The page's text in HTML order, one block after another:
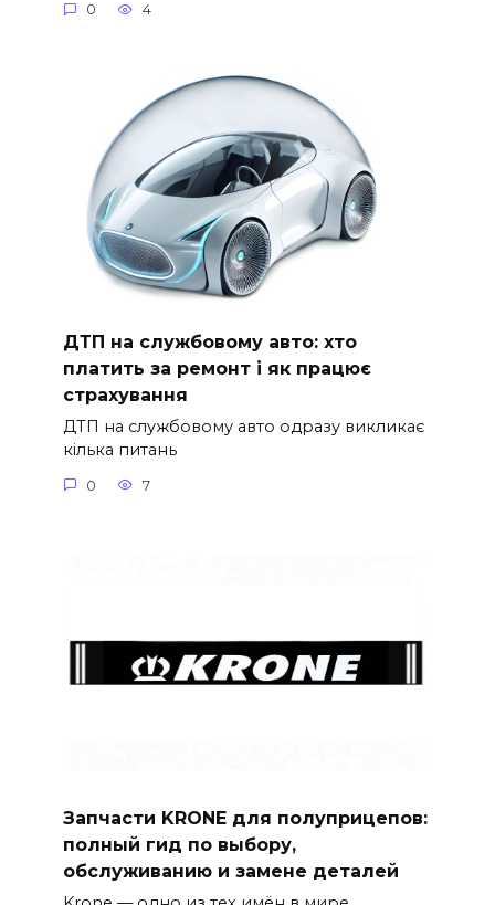
0 4
ДТП на службовому авто: хто
платить за ремонт і як працює
страхування
ДТП на службовому авто одразу викликає
кілька питань
0 7
Запчасти KRONE для полуприцепов:
полный гид по выбору,
обслуживанию и замене деталей